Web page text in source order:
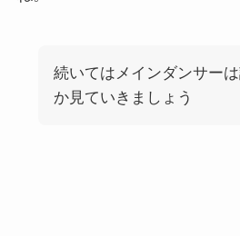
続いてはメインダンサー
か見ていきましょう